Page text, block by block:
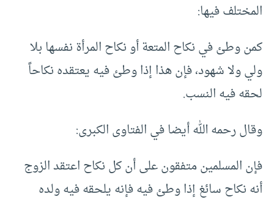
المختلف فيها:
كمن وطئ في نكاح المتعة أو نكاح المرأة نفسها بلا
ولي ولا شهود، فإن هذا إذا وطئ فيه يعتقده نكاحاً
لحقه فيه النسب.
وقال رحمه الله أيضا في الفتاوى الكبرى:
فإن المسلمين متفقون على أن كل نكاح اعتقد الزوج
أنه نكاح سائغ إذا وطئ فيه فإنه يلحقه فيه ولده